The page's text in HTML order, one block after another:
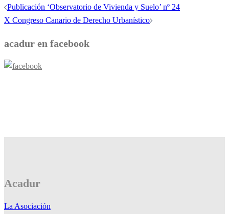
Navegación
de
Publicación ‘Observatorio de Vivienda y Suelo’ nº 24
X Congreso Canario de Derecho Urbanístico
acadur en facebook
Acadur
La Asociación